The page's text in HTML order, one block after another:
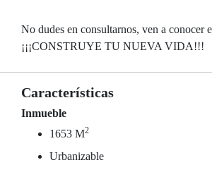
No dudes en consultarnos, ven a conocer
¡¡¡CONSTRUYE TU NUEVA VIDA!!!
Características
Inmueble
1653 M2
Urbanizable